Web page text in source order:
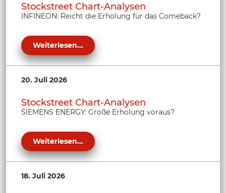
Stockstreet Chart-Analysen
INFINEON: Reicht die Erholung für das Comeback?
Weiterlesen...
20. Juli 2026
Stockstreet Chart-Analysen
SIEMENS ENERGY: Große Erholung voraus?
Weiterlesen...
18. Juli 2026